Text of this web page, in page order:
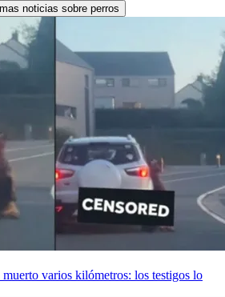
noticias sobre perros
varios kilómetros: los testigos lo